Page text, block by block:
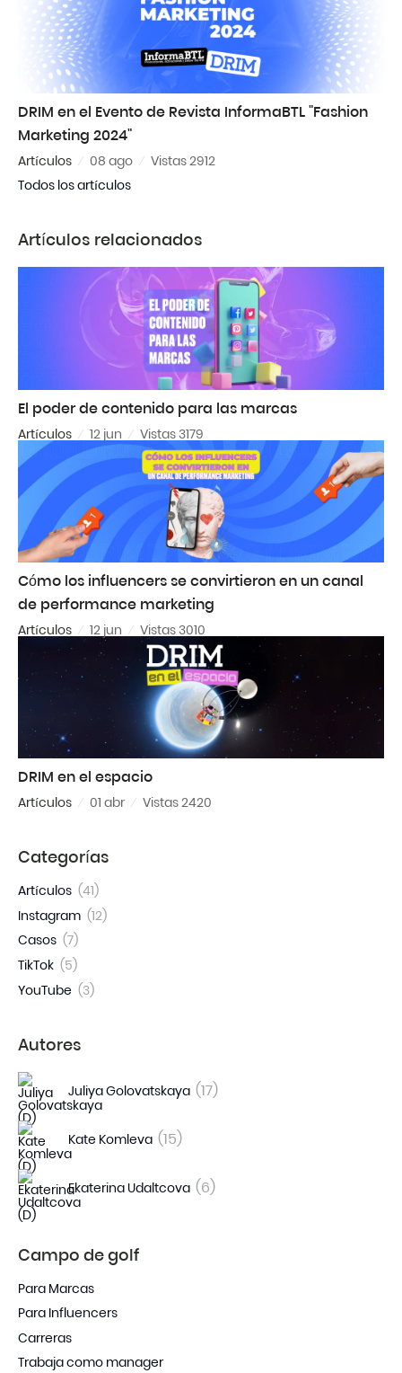
DRIM en el Evento de Revista InformaBTL "Fashion
Marketing 2024"
Artículos 08 ago
Vistas 2912
Todos los artículos
Artículos relacionados
El poder de contenido para las marcas
Artículos 12 jun Vistas 3179
Cómo los influencers se convirtieron en un canal
de performance marketing
Artículos 12 jun Vistas 3010
DRIM en el espacio
Artículos 01 abr Vistas 2420
Categorías
Artículos (41)
Instagram (12)
Casos (7)
TikTok (5)
YouTube (3)
Autores
Juliya Golovatskaya (17)
Kate Komleva (15)
Ekaterina Udaltcova (6)
Campo de golf
Para Marcas
Para Influencers
Carreras
Trabaja como manager